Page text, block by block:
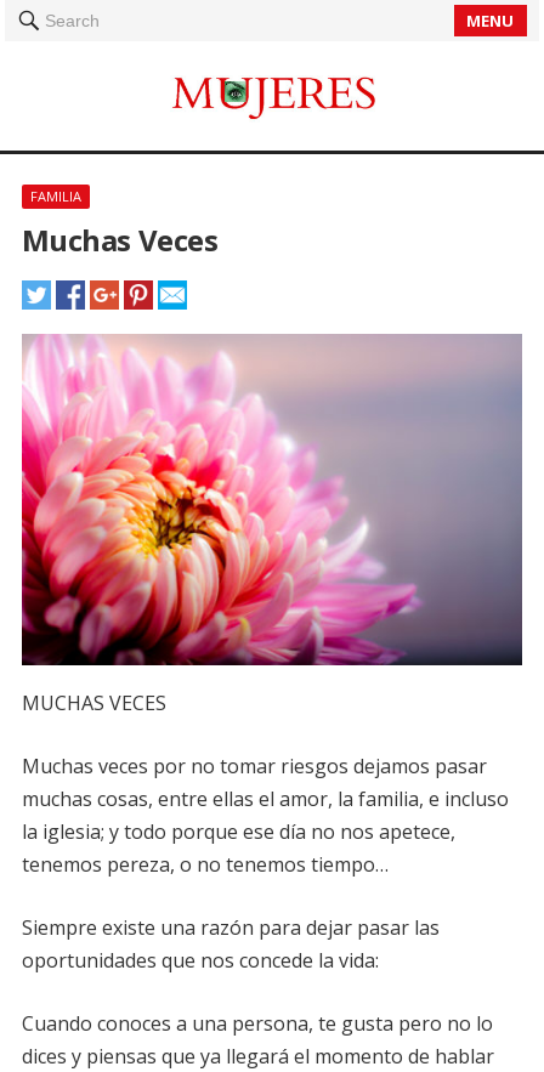
Search MENU
FAMILIA
Muchas Veces
MUCHAS VECES
Muchas veces por no tomar riesgos dejamos pasar
muchas cosas, entre ellas el amor, la familia, e incluso
la iglesia; y todo porque ese día no nos apetece,
tenemos pereza, o no tenemos tiempo…
Siempre existe una razón para dejar pasar las
oportunidades que nos concede la vida:
Cuando conoces a una persona, te gusta pero no lo
dices y piensas que ya llegará el momento de hablar